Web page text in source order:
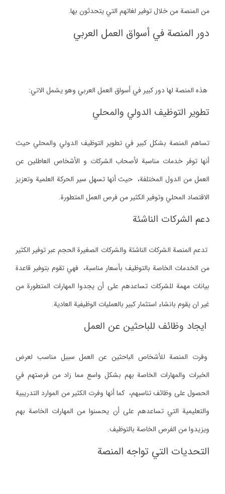
من المنصة من خلال توفير لغاتهم التي يتحدثون بها.
دور المنصة في أسواق العمل العربي
هذه المنصة لها دور كبير في أسواق العمل العربي وهو يشمل الاتي:
تطوير التوظيف الدولي والمحلي
تساهم المنصة بشكل كبير في تطوير التوظيف الدولي والمحلي حيث
أنها توفر خدمات مناسبة لأصحاب الشركات و الأشخاص العاطلين عن
العمل من الدول المختلفة، حيث أنها تسهل سير الحركة العلمية وتعزيز
الاقتصاد المحلي وتوفير الكثير من فرص العمل المتطورة.
دعم الشركات الناشئة
تدعم المنصة الشركات الناشئة والشركات الصغيرة الحجم عبر توفير الكثير
من الخدمات الخاصة بالتوظيف بأسعار مناسبة، فهي تقوم بتوفير قاعدة
بيانات مهمة للشركات تساعدهم على أن يجدوا المهارات المتطورة من
غير ان يقوم بانشاء استثمار كبير بالعمليات الوظيفية العادية.
ايجاد وظائف للباحثين عن العمل
وفرت المنصة للأشخاص الباحثين عن العمل سبيل مناسب لعرض
الخبرات والمهارات الخاصة بهم بشكل واسع مما زاد من فرصتهم في
الحصول على وظائف تناسبهم، كما أنها وفرت الكثير من الموارد التدريبية
والتعليمية التي تساعدهم على أن يحسنوا من المهارات الخاصة بهم
ويزيدوا من الفرص الخاصة بالتوظيف.
التحديات التي تواجه المنصة